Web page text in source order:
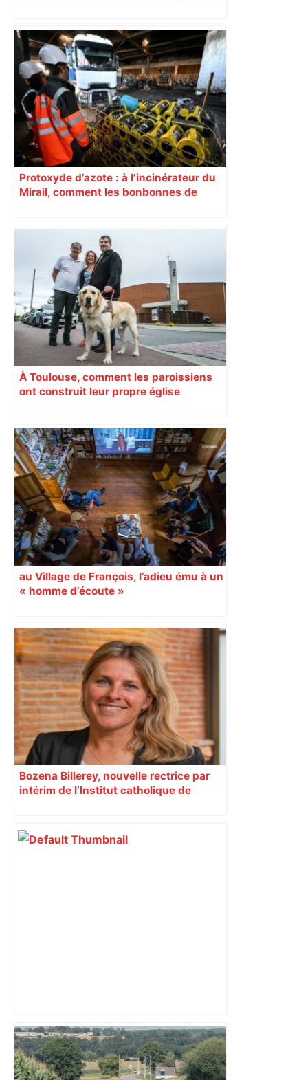
Protoxyde d’azote : à l’incinérateur du
Mirail, comment les bonbonnes de
À Toulouse, comment les paroissiens
ont construit leur propre église
au Village de François, l’adieu ému à un
« homme d’écoute »
Bozena Billerey, nouvelle rectrice par
intérim de l’Institut catholique de
DIRECT. Colère des agriculteurs :
mobilisation agricole à Toulouse ce
samedi, 113 vaches abattues en Ariège